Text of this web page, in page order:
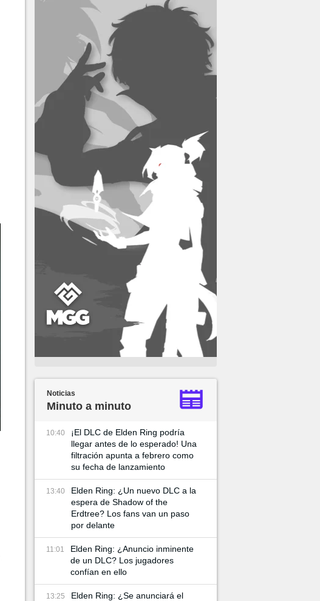
Noticias
Minuto a minuto
10:40
¡El DLC de Elden Ring podría
llegar antes de lo esperado! Una
filtración apunta a febrero como
su fecha de lanzamiento
13:40
Elden Ring: ¿Un nuevo DLC a la
espera de Shadow of the
Erdtree? Los fans van un paso
por delante
11:01
Elden Ring: ¿Anuncio inminente
de un DLC? Los jugadores
confían en ello
13:25
Elden Ring: ¿Se anunciará el